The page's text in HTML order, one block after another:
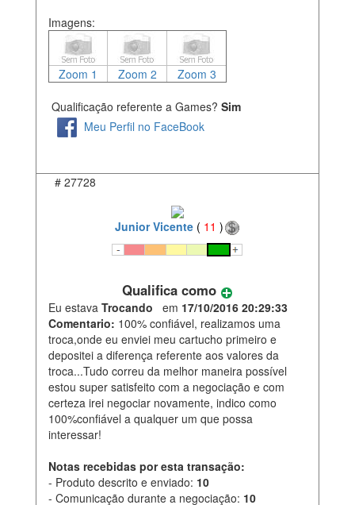
Imagens:
Zoom 1 Zoom 2 Zoom 3
Qualificação referente a Games? Sim
Meu Perfil no FaceBook
# 27728
Junior Vicente ( 11 )
Qualifica como
Eu estava Trocando em 17/10/2016 20:29:33
Comentario: 100% confiável, realizamos uma
troca,onde eu enviei meu cartucho primeiro e
depositei a diferença referente aos valores da
troca...Tudo correu da melhor maneira possível
estou super satisfeito com a negociação e com
certeza irei negociar novamente, indico como
100%confiável a qualquer um que possa
interessar!
Notas recebidas por esta transação:
- Produto descrito e enviado: 10
- Comunicação durante a negociação: 10